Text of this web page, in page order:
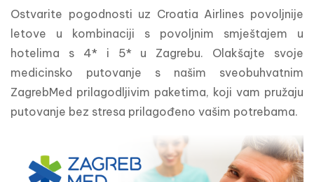
Ostvarite pogodnosti uz Croatia Airlines povoljnije
letove u kombinaciji s povoljnim smještajem u
hotelima s 4* i 5* u Zagrebu. Olakšajte svoje
medicinsko putovanje s našim sveobuhvatnim
ZagrebMed prilagodljivim paketima, koji vam pružaju
putovanje bez stresa prilagođeno vašim potrebama.